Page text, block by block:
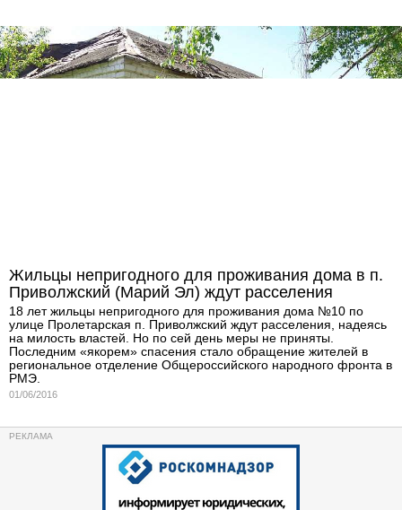
Жильцы непригодного для проживания дома в п.
Приволжский (Марий Эл) ждут расселения
18 лет жильцы непригодного для проживания дома №10 по
улице Пролетарская п. Приволжский ждут расселения, надеясь
на милость властей. Но по сей день меры не приняты.
Последним «якорем» спасения стало обращение жителей в
региональное отделение Общероссийского народного фронта в
РМЭ.
01/06/2016